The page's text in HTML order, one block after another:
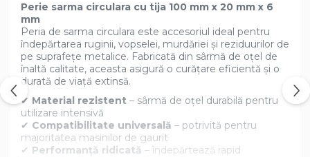
Perie sarma circulara cu tija 100 mm x 20 mm x 6
mm
Peria de sarma circulara este accesoriul ideal pentru
îndepărtarea ruginii, vopselei, murdăriei și reziduurilor de
pe suprafețe metalice. Fabricată din sârmă de oțel de
înaltă calitate, aceasta asigură o curățare eficientă și o
durată de viață extinsă.
✔ Material rezistent – sârmă de oțel durabilă pentru
utilizare intensivă
✔ Compatibilitate universală – potrivită pentru
majoritatea masinilor de gaurit
✔ Performanță ridicată – îndepărtează rapid